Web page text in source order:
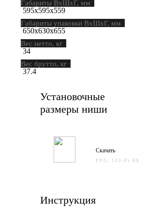
Габариты ВхШхГ, мм
595х595х559
Габариты упаковки ВхШхГ, мм
650х630х655
Вес нетто, кг
34
Вес брутто, кг
37.4
Установочные
размеры ниши
Скачать
PNG, 133.85 КБ
Инструкция